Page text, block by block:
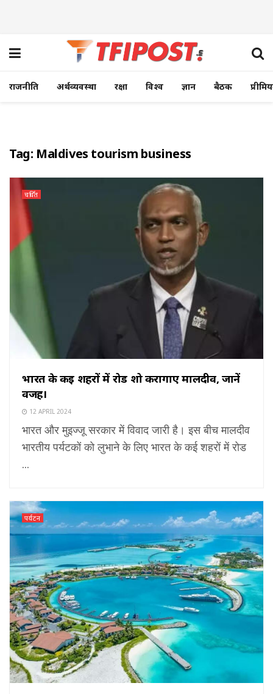
राजनीति अर्थव्यवस्था रक्षा विश्व ज्ञान बैठक
Tag: Maldives tourism business
चर्चित
भारत के कई शहरों में रोड शो करागाए मालदीव, जानें
वजह।
12 APRIL 2024
भारत और मुइज्जू सरकार में विवाद जारी है। इस बीच मालदीव
भारतीय पर्यटकों को लुभाने के लिए भारत के कई शहरों में रोड
...
पर्यटन